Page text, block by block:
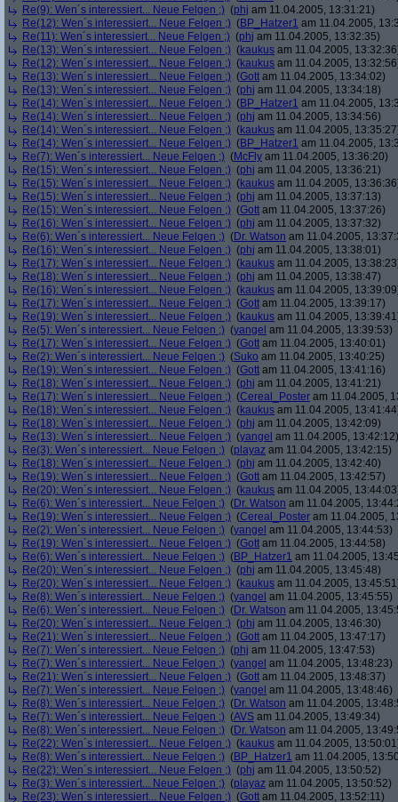
Re(9): Wen´s interessiert... Neue Felgen ;) (phj am 11.04.2005, 13:31:21)
Re(12): Wen´s interessiert... Neue Felgen ;) (BP_Hatzer1 am 11.04.2005,
Re(11): Wen´s interessiert... Neue Felgen ;) (phj am 11.04.2005, 13:32:35)
Re(13): Wen´s interessiert... Neue Felgen ;) (kaukus am 11.04.2005,
Re(12): Wen´s interessiert... Neue Felgen ;) (kaukus am 11.04.2005,
Re(13): Wen´s interessiert... Neue Felgen ;) (Gott am 11.04.2005, 13:34:02)
Re(13): Wen´s interessiert... Neue Felgen ;) (phj am 11.04.2005, 13:34:18)
Re(14): Wen´s interessiert... Neue Felgen ;) (BP_Hatzer1 am 11.04.2005,
Re(14): Wen´s interessiert... Neue Felgen ;) (phj am 11.04.2005, 13:34:56)
Re(14): Wen´s interessiert... Neue Felgen ;) (kaukus am 11.04.2005,
Re(14): Wen´s interessiert... Neue Felgen ;) (BP_Hatzer1 am 11.04.2005,
Re(7): Wen´s interessiert... Neue Felgen ;) (McFly am 11.04.2005, 13:36:20)
Re(15): Wen´s interessiert... Neue Felgen ;) (phj am 11.04.2005, 13:36:21)
Re(15): Wen´s interessiert... Neue Felgen ;) (kaukus am 11.04.2005,
Re(15): Wen´s interessiert... Neue Felgen ;) (phj am 11.04.2005, 13:37:13)
Re(15): Wen´s interessiert... Neue Felgen ;) (Gott am 11.04.2005, 13:37:26)
Re(16): Wen´s interessiert... Neue Felgen ;) (phj am 11.04.2005, 13:37:32)
Re(6): Wen´s interessiert... Neue Felgen ;) (Dr. Watson am 11.04.2005,
Re(16): Wen´s interessiert... Neue Felgen ;) (phj am 11.04.2005, 13:38:01)
Re(17): Wen´s interessiert... Neue Felgen ;) (kaukus am 11.04.2005,
Re(18): Wen´s interessiert... Neue Felgen ;) (phj am 11.04.2005, 13:38:47)
Re(16): Wen´s interessiert... Neue Felgen ;) (kaukus am 11.04.2005,
Re(17): Wen´s interessiert... Neue Felgen ;) (Gott am 11.04.2005, 13:39:17)
Re(19): Wen´s interessiert... Neue Felgen ;) (kaukus am 11.04.2005,
Re(5): Wen´s interessiert... Neue Felgen ;) (yangel am 11.04.2005, 13:39:53)
Re(17): Wen´s interessiert... Neue Felgen ;) (Gott am 11.04.2005, 13:40:01)
Re(2): Wen´s interessiert... Neue Felgen ;) (Suko am 11.04.2005, 13:40:25)
Re(19): Wen´s interessiert... Neue Felgen ;) (Gott am 11.04.2005, 13:41:16)
Re(18): Wen´s interessiert... Neue Felgen ;) (phj am 11.04.2005, 13:41:21)
Re(17): Wen´s interessiert... Neue Felgen ;) (Cereal_Poster am 11.04.2005,
Re(18): Wen´s interessiert... Neue Felgen ;) (kaukus am 11.04.2005,
Re(18): Wen´s interessiert... Neue Felgen ;) (phj am 11.04.2005, 13:42:09)
Re(13): Wen´s interessiert... Neue Felgen ;) (yangel am 11.04.2005, 13:42:12)
Re(3): Wen´s interessiert... Neue Felgen ;) (playaz am 11.04.2005, 13:42:15)
Re(18): Wen´s interessiert... Neue Felgen ;) (phj am 11.04.2005, 13:42:40)
Re(19): Wen´s interessiert... Neue Felgen ;) (Gott am 11.04.2005, 13:42:57)
Re(20): Wen´s interessiert... Neue Felgen ;) (kaukus am 11.04.2005,
Re(6): Wen´s interessiert... Neue Felgen ;) (Dr. Watson am 11.04.2005,
Re(19): Wen´s interessiert... Neue Felgen ;) (Cereal_Poster am 11.04.2005,
Re(2): Wen´s interessiert... Neue Felgen ;) (yangel am 11.04.2005, 13:44:53)
Re(19): Wen´s interessiert... Neue Felgen ;) (Gott am 11.04.2005, 13:44:58)
Re(6): Wen´s interessiert... Neue Felgen ;) (BP_Hatzer1 am 11.04.2005,
Re(20): Wen´s interessiert... Neue Felgen ;) (phj am 11.04.2005, 13:45:48)
Re(20): Wen´s interessiert... Neue Felgen ;) (kaukus am 11.04.2005,
Re(8): Wen´s interessiert... Neue Felgen ;) (yangel am 11.04.2005, 13:45:55)
Re(6): Wen´s interessiert... Neue Felgen ;) (Dr. Watson am 11.04.2005,
Re(20): Wen´s interessiert... Neue Felgen ;) (phj am 11.04.2005, 13:46:30)
Re(21): Wen´s interessiert... Neue Felgen ;) (Gott am 11.04.2005, 13:47:17)
Re(7): Wen´s interessiert... Neue Felgen ;) (phj am 11.04.2005, 13:47:53)
Re(7): Wen´s interessiert... Neue Felgen ;) (yangel am 11.04.2005, 13:48:23)
Re(21): Wen´s interessiert... Neue Felgen ;) (Gott am 11.04.2005, 13:48:37)
Re(7): Wen´s interessiert... Neue Felgen ;) (yangel am 11.04.2005, 13:48:46)
Re(8): Wen´s interessiert... Neue Felgen ;) (Dr. Watson am 11.04.2005,
Re(7): Wen´s interessiert... Neue Felgen ;) (AVS am 11.04.2005, 13:49:34)
Re(8): Wen´s interessiert... Neue Felgen ;) (Dr. Watson am 11.04.2005,
Re(22): Wen´s interessiert... Neue Felgen ;) (kaukus am 11.04.2005,
Re(8): Wen´s interessiert... Neue Felgen ;) (BP_Hatzer1 am 11.04.2005,
Re(22): Wen´s interessiert... Neue Felgen ;) (phj am 11.04.2005, 13:50:52)
Re(3): Wen´s interessiert... Neue Felgen ;) (playaz am 11.04.2005, 13:50:52)
Re(23): Wen´s interessiert... Neue Felgen ;) (Gott am 11.04.2005, 13:52:11)